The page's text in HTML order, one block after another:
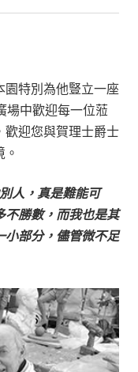
園特別為他豎立一座
場中歡迎每一位蒞
歡迎您與賀理士爵士
人，真是難能可
不勝數，而我也是其
小部分，儘管微不足